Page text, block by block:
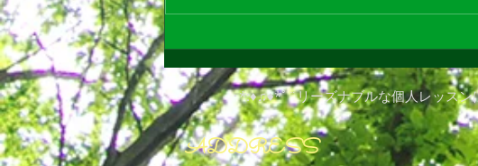
･*:♦♫♦*ﾟ¨リーズナブルな個人レッス
ADDRESS